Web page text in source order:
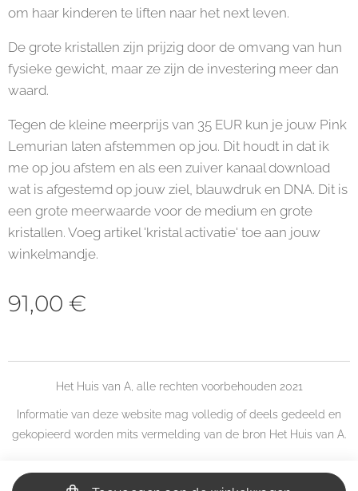
om haar kinderen te liften naar het next leven.
De grote kristallen zijn prijzig door de omvang van hun
fysieke gewicht, maar ze zijn de investering meer dan
waard.
Tegen de kleine meerprijs van 35 EUR kun je jouw Pink
Lemurian laten afstemmen op jou. Dit houdt in dat ik
me op jou afstem en als een zuiver kanaal download
wat is afgestemd op jouw ziel, blauwdruk en DNA. Dit is
een grote meerwaarde voor de medium en grote
kristallen. Voeg artikel 'kristal activatie' toe aan jouw
winkelmandje.
91,00 €
Het Huis van A, alle rechten voorbehouden 2021
Informatie van deze website mag volledig of deels gedeeld en
gekopieerd worden mits vermelding van de bron Het Huis van A.